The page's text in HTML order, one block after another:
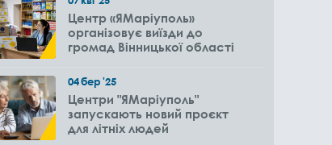
Центр «ЯМаріуполь»
організовує виїзди до
громад Вінницької області
04бер'25
Центри "ЯМаріуполь"
запускають новий проєкт
для літніх людей